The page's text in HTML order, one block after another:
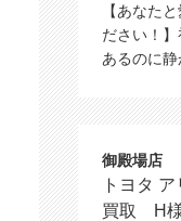
【あなた
ださい！
あるのに
御殿場店
トヨタ
買取 H